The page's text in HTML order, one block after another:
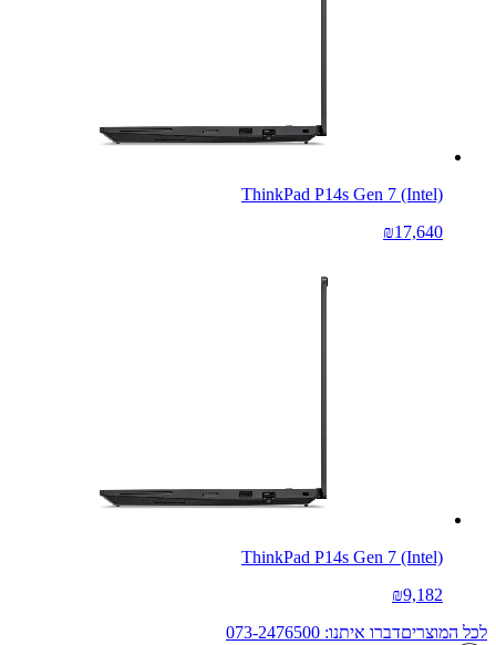
ThinkPad P14s Gen 7 (Intel)
₪17,640
ThinkPad P14s Gen 7 (Intel)
₪9,182
לכל המוצריםדברו איתנו: 073-2476500